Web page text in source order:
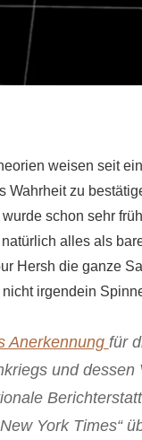
weisen seit
Wahrheit zu
schon sehr
alles als
Hersh die ganze
irgendein
Anerkennung für
und
York Times“